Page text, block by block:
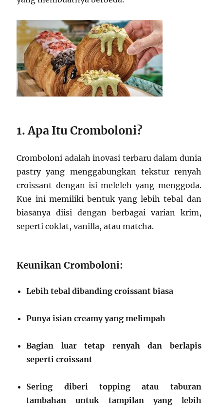
1. Apa Itu Cromboloni?
Cromboloni adalah inovasi terbaru dalam dunia
pastry yang menggabungkan tekstur renyah
croissant dengan isi meleleh yang menggoda.
Kue ini memiliki bentuk yang lebih tebal dan
biasanya diisi dengan berbagai varian krim,
seperti coklat, vanilla, atau matcha.
Keunikan Cromboloni:
Lebih tebal dibanding croissant biasa
Punya isian creamy yang melimpah
Bagian luar tetap renyah dan berlapis
seperti croissant
Sering diberi topping atau taburan
tambahan untuk tampilan yang lebih